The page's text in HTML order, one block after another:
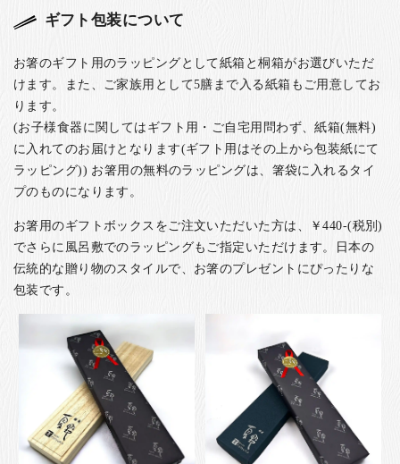
ギフト包装について
お箸のギフト用のラッピングとして紙箱と桐箱がお選びいただ
けます。また、ご家族用として5膳まで入る紙箱もご用意してお
ります。
(お子様食器に関してはギフト用・ご自宅用問わず、紙箱(無料)
に入れてのお届けとなります(ギフト用はその上から包装紙にて
ラッピング)) お箸用の無料のラッピングは、箸袋に入れるタイ
プのものになります。
お箸用のギフトボックスをご注文いただいた方は、￥440-(税別)
でさらに風呂敷でのラッピングもご指定いただけます。日本の
伝統的な贈り物のスタイルで、お箸のプレゼントにぴったりな
包装です。